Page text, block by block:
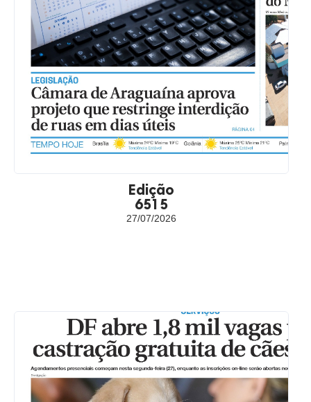
Edição
6515
27/07/2026